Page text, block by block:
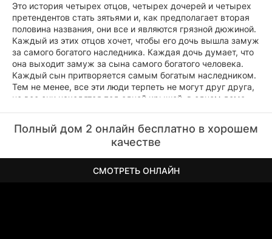
Это история четырех отцов, четырех дочерей и четырех
претендентов стать зятьями и, как предполагает вторая
половина названия, они все и являются грязной дюжиной.
Каждый из этих отцов хочет, чтобы его дочь вышла замуж
за самого богатого наследника. Каждая дочь думает, что
она выходит замуж за сына самого богатого человека.
Каждый сын притворяется самым богатым наследником.
Тем не менее, все эти люди терпеть не могут друг друга,
но все они находятся под одной крышей, в одном доме.
Полный дом 2 онлайн бесплатно в хорошем
качестве
СМОТРЕТЬ ОНЛАЙН